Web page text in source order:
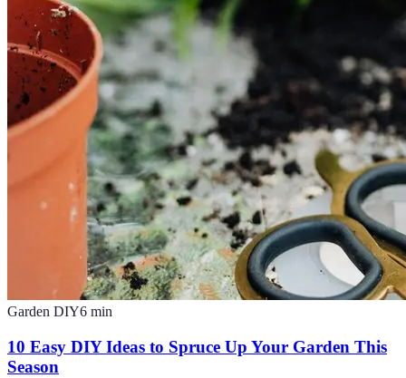
Garden DIY6 min
10 Easy DIY Ideas to Spruce Up Your Garden This
Season